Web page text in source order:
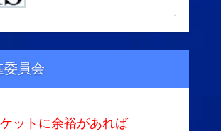
委員会
ットに余裕があれば